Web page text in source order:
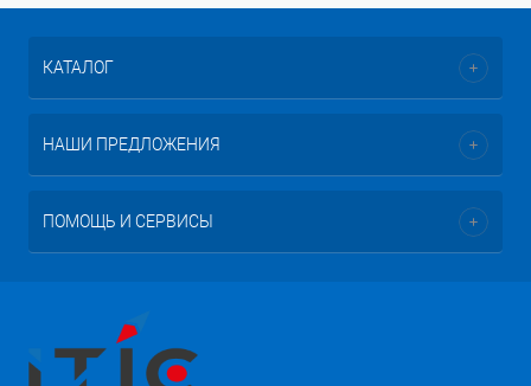
КАТАЛОГ
НАШИ ПРЕДЛОЖЕНИЯ
ПОМОЩЬ И СЕРВИСЫ